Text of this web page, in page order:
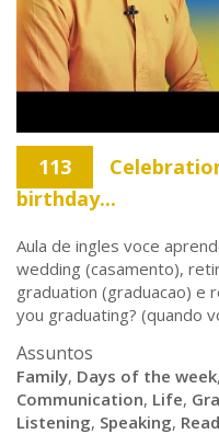
113
birthday...
Aula de ingles voce
wedding (casamento),
graduation (graduacao) e
you graduating? (quando
Assuntos
Family, Days of the week,
Communication, Life,
Listening, Speaking,